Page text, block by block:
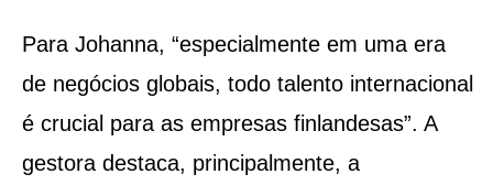
Para Johanna, “especialmente em uma era
de negócios globais, todo talento internacional
é crucial para as empresas finlandesas”. A
gestora destaca, principalmente, a